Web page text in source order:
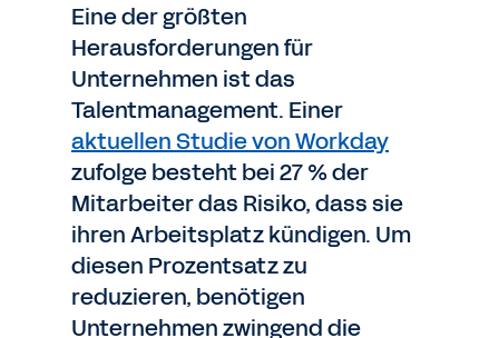
Eine der größten
Herausforderungen für
Unternehmen ist das
Talentmanagement. Einer
aktuellen Studie von Workday
zufolge besteht bei 27 % der
Mitarbeiter das Risiko, dass sie
ihren Arbeitsplatz kündigen. Um
diesen Prozentsatz zu
reduzieren, benötigen
Unternehmen zwingend die